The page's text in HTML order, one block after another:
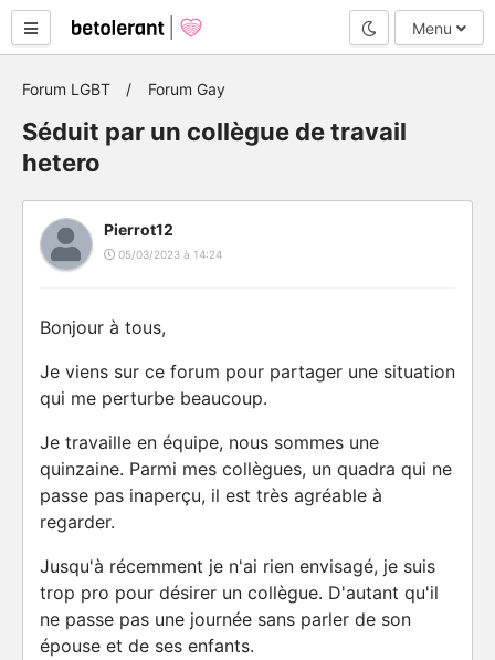
Mode nuit
Menu
Forum LGBT Forum Gay
Séduit par un collègue de travail
hetero
Pierrot12
05/03/2023 à 14:24
Bonjour à tous,
Je viens sur ce forum pour partager une situation
qui me perturbe beaucoup.
Je travaille en équipe, nous sommes une
quinzaine. Parmi mes collègues, un quadra qui ne
passe pas inaperçu, il est très agréable à
regarder.
Jusqu'à récemment je n'ai rien envisagé, je suis
trop pro pour désirer un collègue. D'autant qu'il
ne passe pas une journée sans parler de son
épouse et de ses enfants.